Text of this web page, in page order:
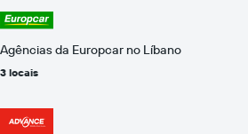
Agências da Europcar no Líbano
3 locais